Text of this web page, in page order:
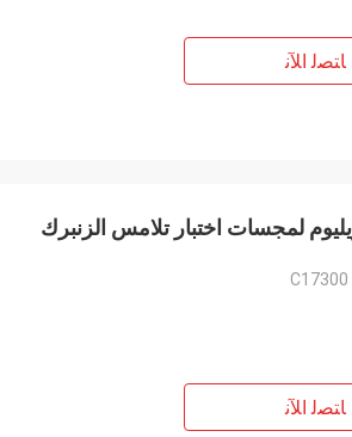
ﺎﺘﺼﻟ ﺍﻶﻧ
ﺎﺘﺼﻟ ﺍﻶﻧ